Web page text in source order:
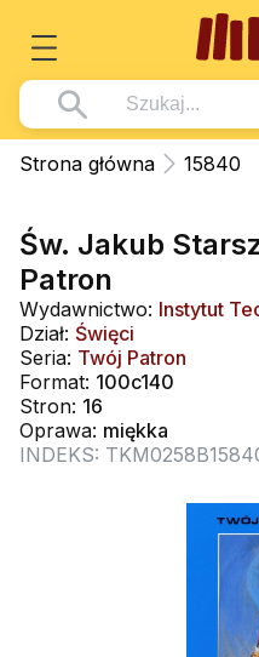
Książki
Wszystko z kategorii -
Pismo Święte
Kościół Katolicki
Duszpasterstwo
Teologia
Życie chrześcijańskie
Duchowość
Wszystko z kategorii -
DVD
CD-ROM
Muzyka
Rekolekcje i inne na CD
Śpiew i modlitwa
Muzyka klasyczna
Dla Dzieci
Wszystko z kategorii - Dla
Literatura (D)
Płyty, DVD (D)
Podręczniki i pomoce
Podręczniki
Wszystko z kategorii -
Podręczniki i pomoce
Zabawa i Nauka
Nowości
Zaloguj się
Strona główna
15840
Św. Jakub
Patron
Wydawnictwo: Instytut
Dział: Święci
Seria: Twój Patron
Format: 100c140
Stron: 16
Oprawa: miękka
INDEKS: